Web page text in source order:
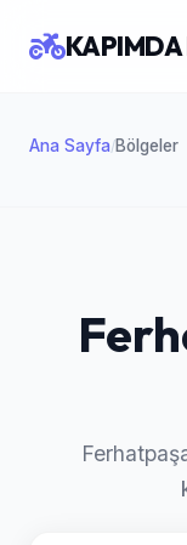
Ana Sayfa/Bölgeler
KAPIMDA